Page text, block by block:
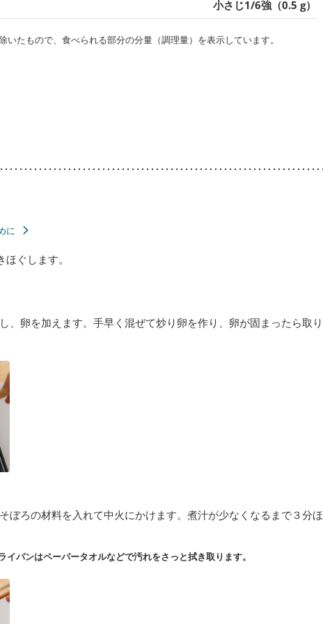
小さじ1/6強（0.5 g）
たもので、食べられる部分の分量（調理量）を表示しています。
に
ぐします。
、卵を加えます。手早く混ぜて炒り卵を作り、卵が固まったら取り
ぼろの材料を入れて中火にかけます。煮汁が少なくなるまで３分ほ
パンはペーパータオルなどで汚れをさっと拭き取ります。